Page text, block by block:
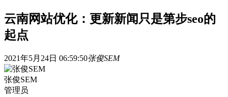
云南网站优化：更新新闻只是第步seo的
起点
2021年5月24日 06:59:50张俊SEM
张俊SEM
管理员